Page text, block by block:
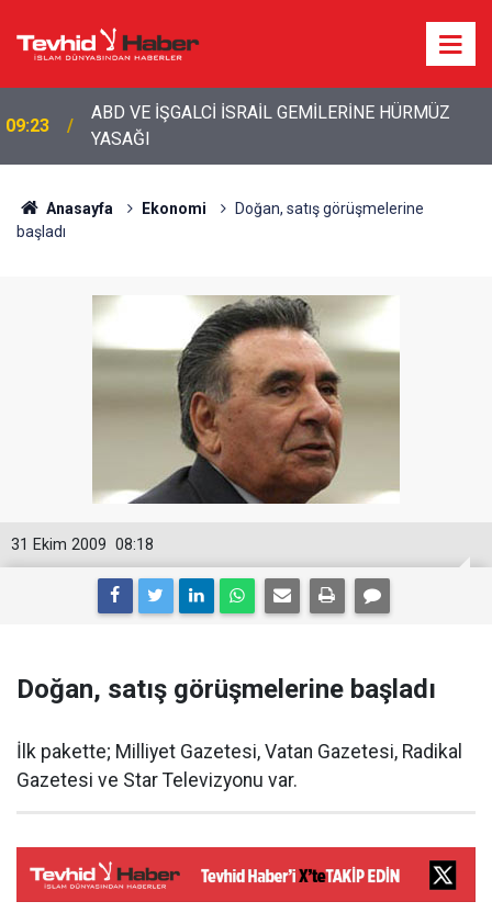
09:23
ABD VE İŞGALCİ İSRAİL GEMİLERİNE HÜRMÜZ
YASAĞI
Anasayfa Ekonomi
Doğan, satış görüşmelerine
başladı
08:18
31 Ekim 2009
Doğan, satış görüşmelerine başladı
İlk pakette; Milliyet Gazetesi, Vatan Gazetesi, Radikal
Gazetesi ve Star Televizyonu var.